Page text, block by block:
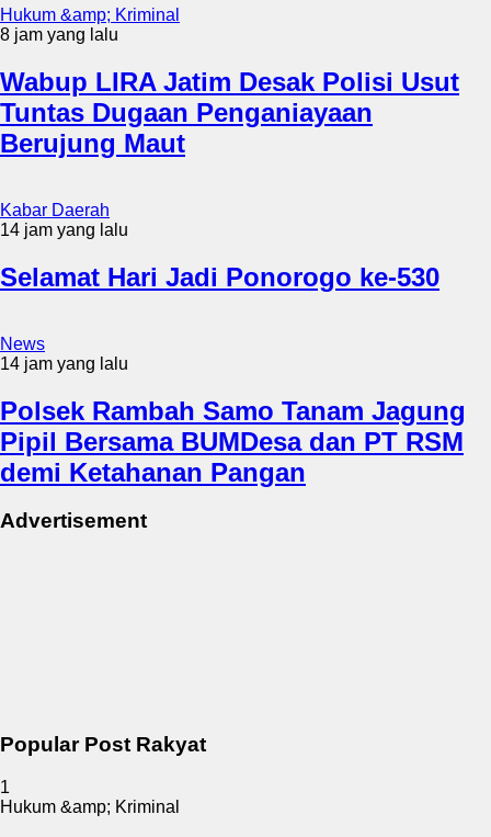
Hukum &amp; Kriminal
8 jam yang lalu
Wabup LIRA Jatim Desak Polisi Usut
Tuntas Dugaan Penganiayaan
Berujung Maut
Kabar Daerah
14 jam yang lalu
Selamat Hari Jadi Ponorogo ke-530
News
14 jam yang lalu
Polsek Rambah Samo Tanam Jagung
Pipil Bersama BUMDesa dan PT RSM
demi Ketahanan Pangan
Advertisement
Popular Post Rakyat
1
Hukum &amp; Kriminal